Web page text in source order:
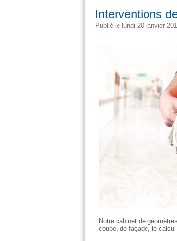
Interventions
Publié le lundi 20 janvier
Notre cabinet de
coupe, de façade, le